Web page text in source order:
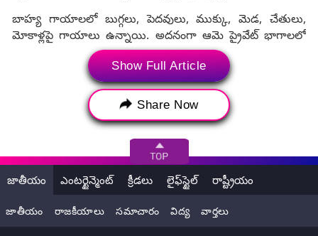
బాహ్య గాయాలలో బుగ్గలు, పెదవులు, ముక్కు, మెడ, చేతులు,
మోకాళ్లపై గాయాలు ఉన్నాయి. అదనంగా ఆమె ప్రైవేట్ భాగాలలో
గాయాలు ఉన్నాయి.అలాగే అంతర్గత గాయాలు ఆమె మెడ, తల
చర్మం, ఇతర శరీర భాగాల కండరాలపై ఉన్నాయి.అన్ని గాయాలు
యాంటె-మార్టం (మరణానికి ముందు), కీలక ప్రతిచర్యలకు రుజువుని
చూపుతున్నాయి," అని పోస్ట్‌మార్టం నివేదిక పేర్కొంది.
వైద్యురాలిపై హత్యాచారం, పోస్టుమార్టం నివేదికలో షాకింగ్‌
విషయాలు, దర్యాప్తు కోసం కోల్‌కతా చేరుకున్న సీబీఐ
Show Full Article
Share Now
జాతీయం ఎంటర్టైన్మెంట్ క్రీడలు లైఫ్‌స్టైల్ రాష్ట్రీయం
జాతీయం రాజకీయాలు సమాచారం విద్య వార్తలు